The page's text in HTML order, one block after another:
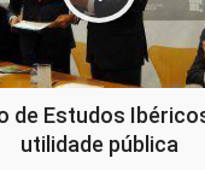
de Estudos
utilidade pública